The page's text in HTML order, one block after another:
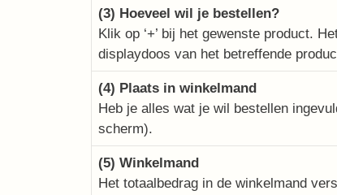
(3) Hoeveel wil je bestellen?
Klik op ‘+’ bij het gewenste product.
displaydoos van het betreffende
(4) Plaats in winkelmand
Heb je alles wat je wil bestellen
scherm).
(5) Winkelmand
Het totaalbedrag in de winkelmand